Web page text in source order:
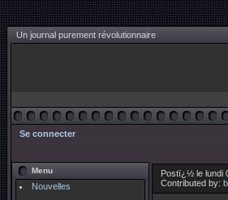
Un journal purement révolutionnaire
Se connecter
Menu
Nouvelles
Postï¿½ le lundi
Contributed by: